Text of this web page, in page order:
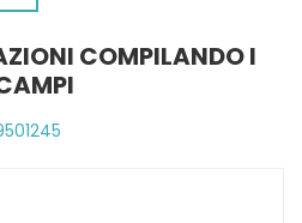
COMPILANDO I